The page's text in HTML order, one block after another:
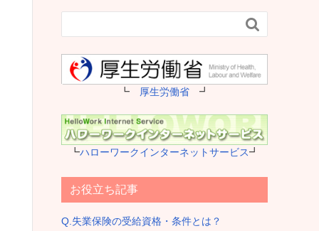

┗ 厚生労働省 ┛
┗ハローワークインターネットサービス┛
お役立ち記事
Q.失業保険の受給資格・条件とは？